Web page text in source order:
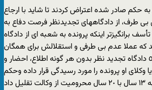
به حکم صادر شده اعتراض کردند تا شايد با ارجاع
بی طرف، از دادگاههای تجديدنظر فرصت دفاع به
برانگيزتر اينکه پرونده به شعبه ای از دادگاه
که عملا عدم بی طرفی و استقلالش برای همگان
ثابت است. شعبه ٥٤ دادگاه تجديد نظر بدون هر گونه اطلاع، احضار و
وکلای او پرونده را مورد رسيدگی قرار داده وحکم